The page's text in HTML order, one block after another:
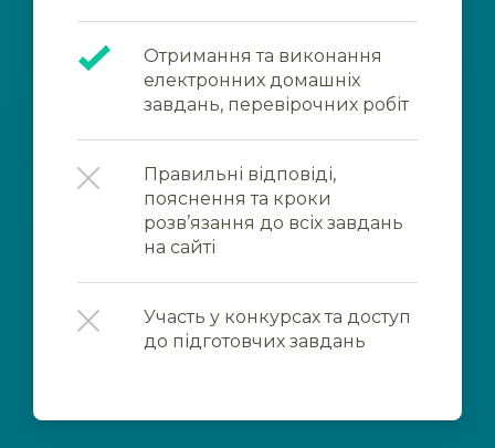
Отримання та виконання
електронних домашніх
завдань, перевірочних робіт
Правильні відповіді,
пояснення та кроки
розв’язання до всіх завдань
на сайті
Участь у конкурсах та доступ
до підготовчих завдань